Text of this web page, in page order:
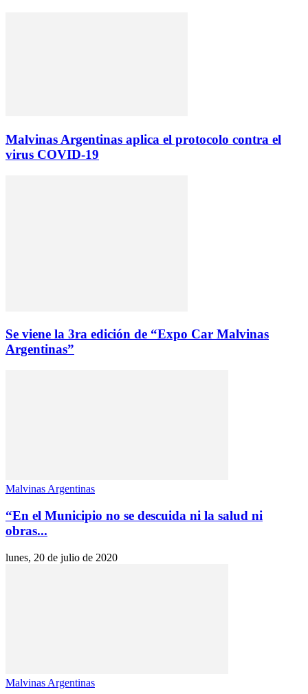
Malvinas Argentinas aplica el protocolo contra el
virus COVID-19
Se viene la 3ra edición de “Expo Car Malvinas
Argentinas”
Malvinas Argentinas
“En el Municipio no se descuida ni la salud ni
obras...
lunes, 20 de julio de 2020
Malvinas Argentinas